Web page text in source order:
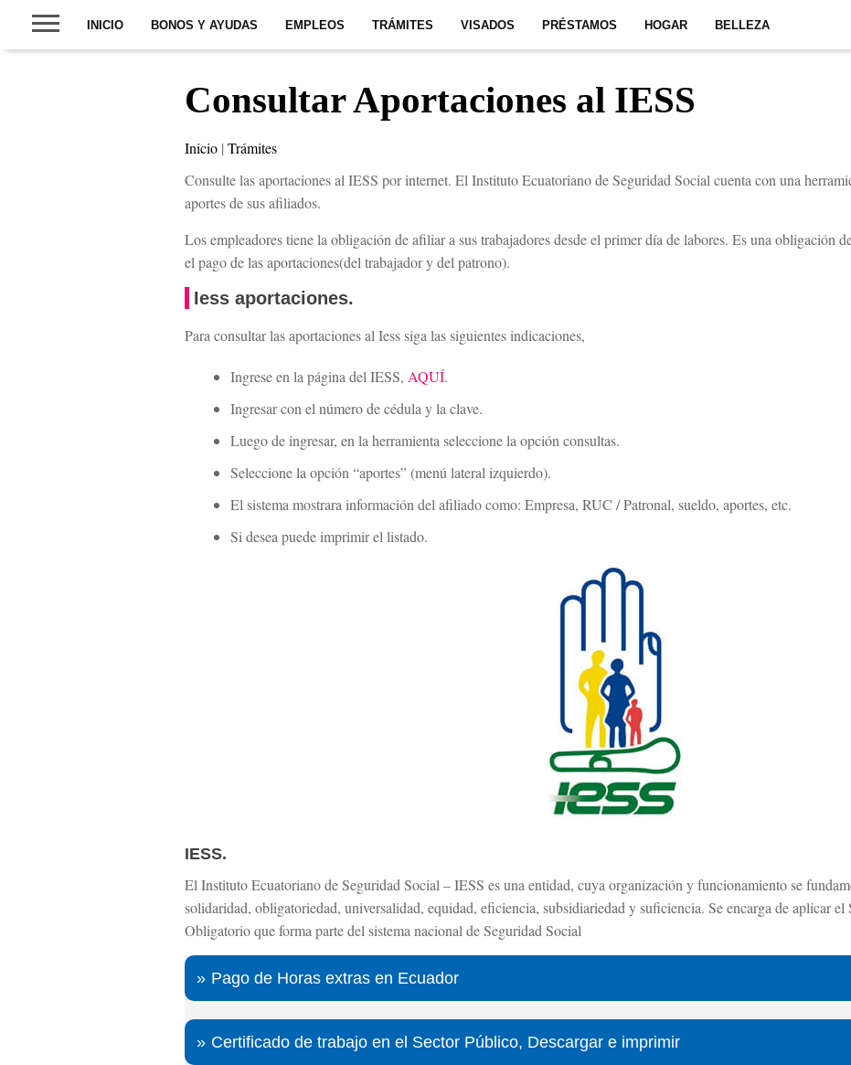
INICIO BONOS Y AYUDAS EMPLEOS TRÁMITES VISADOS PRÉSTAMOS HOGAR BELLEZA
Consultar Aportaciones al IESS
Inicio |Trámites
Consulte las aportaciones al IESS por internet. El Instituto Ecuatoriano de Seguridad Social cuenta con una
aportes de sus afiliados.
Los empleadores tiene la obligación de afiliar a sus trabajadores desde el primer día de labores. Es una obligación
el pago de las aportaciones(del trabajador y del patrono).
Iess aportaciones.
Para consultar las aportaciones al Iess siga las siguientes indicaciones,
Ingrese en la página del IESS,AQUÍ.
Ingresar con el número de cédula y la clave.
Luego de ingresar, en la herramienta seleccione la opción consultas.
Seleccione la opción “aportes” (menú lateral izquierdo).
El sistema mostrara información del afiliado como: Empresa, RUC / Patronal, sueldo, aportes, etc.
Si desea puede imprimir el listado.
IESS.
El Instituto Ecuatoriano de Seguridad Social – IESS es una entidad, cuya organización y funcionamiento se
solidaridad, obligatoriedad, universalidad, equidad, eficiencia, subsidiariedad y suficiencia. Se encarga de aplicar el
Obligatorio que forma parte del sistema nacional de Seguridad Social
Pago de Horas extras en Ecuador
Certificado de trabajo en el Sector Público, Descargar e imprimir